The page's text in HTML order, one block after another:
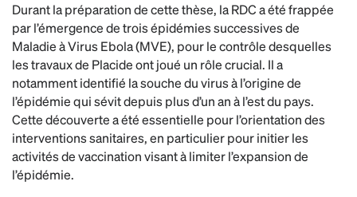
Durant la préparation de cette thèse, la RDC a été frappée
par l’émergence de trois épidémies successives de
Maladie à Virus Ebola (MVE), pour le contrôle desquelles
les travaux de Placide ont joué un rôle crucial. Il a
notamment identifié la souche du virus à l’origine de
l’épidémie qui sévit depuis plus d’un an à l’est du pays.
Cette découverte a été essentielle pour l’orientation des
interventions sanitaires, en particulier pour initier les
activités de vaccination visant à limiter l’expansion de
l’épidémie.